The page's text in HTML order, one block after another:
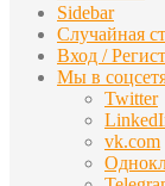
Sidebar
Случайная
Вход /
Мы в
Twitter
vk.com